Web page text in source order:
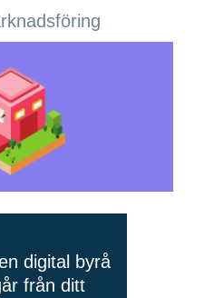
digital byrå
från ditt